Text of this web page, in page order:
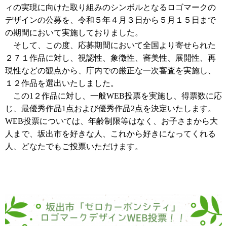
ィの実現に向けた取り組みのシンボルとなるロゴマークの
デザインの公募を、令和５年４月３日から５月１５日まで
の期間において実施しておりました。
そして、この度、応募期間において全国より寄せられた
２７１作品に対し、視認性、象徴性、審美性、展開性、再
現性などの観点から、庁内での厳正な一次審査を実施し、
１２作品を選出いたしました。
この1２作品に対し、一般WEB投票を実施し、得票数に応
じ、最優秀作品1点および優秀作品2点を決定いたします。
WEB投票については、年齢制限等はなく、お子さまから大
人まで、坂出市を好きな人、これから好きになってくれる
人、どなたでもご投票いただけます。